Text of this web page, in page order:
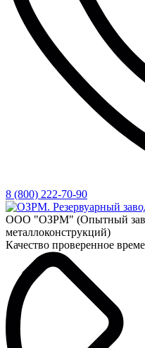
8 (800) 222-70-90
ООО "ОЗРМ" (Опытный
металлоконструкций)
Качество проверенное